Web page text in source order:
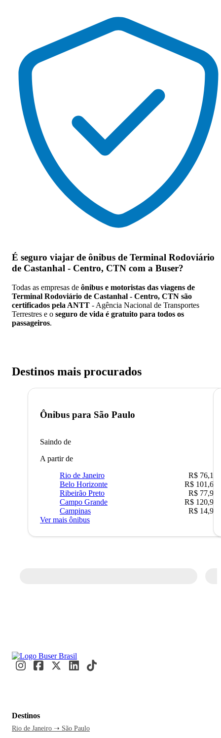
É seguro viajar de ônibus de Terminal Rodoviário
de Castanhal - Centro, CTN com a Buser?
Todas as empresas de ônibus e motoristas das viagens de
Terminal Rodoviário de Castanhal - Centro, CTN são
certificados pela ANTT - Agência Nacional de Transportes
Terrestres e o seguro de vida é gratuito para todos os
passageiros.
Destinos mais procurados
Ônibus para São Paulo
Saindo de
A partir de
Rio de Janeiro
R$ 76,10
Belo Horizonte
R$ 101,67
Ribeirão Preto
R$ 77,90
Campo Grande
R$ 120,90
Campinas
R$ 14,90
Ver mais ônibus
Destinos
Rio de Janeiro ➝ São Paulo